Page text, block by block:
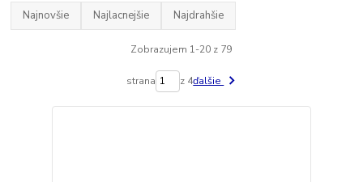
Najnovšie Najlacnejšie Najdrahšie
Zobrazujem 1-20 z 79
strana z 4ďalšie